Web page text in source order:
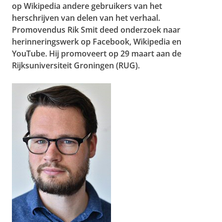
op Wikipedia andere gebruikers van het
herschrijven van delen van het verhaal.
Promovendus Rik Smit deed onderzoek naar
herinneringswerk op Facebook, Wikipedia en
YouTube. Hij promoveert op 29 maart aan de
Rijksuniversiteit Groningen (RUG).